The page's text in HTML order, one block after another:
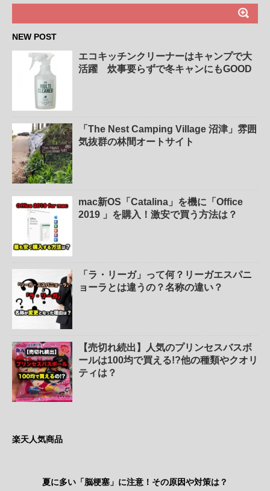
NEW POST
エコキッチンクリーナーはキャンプで大
活躍 炊事要らずで冬キャンにもGOOD
「The Nest Camping Village 沼津」雰囲
気抜群の林間オートサイト
mac新OS「Catalina」を機に「Office
2019 」を購入！激安で買う方法は？
「ラ・リーガ」って何？リーガエスパニ
ョーラとは違うの？名称の違い？
【売切れ続出】人気のプリンセスバスボ
ールは100均で買える!?他の種類やクオリ
ティは？
楽天人気商品
夏に多い「脳梗塞」に注意！その原因や対策は？